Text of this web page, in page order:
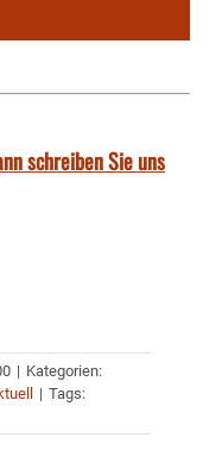
schreiben Sie uns
| Kategorien:
| Tags: